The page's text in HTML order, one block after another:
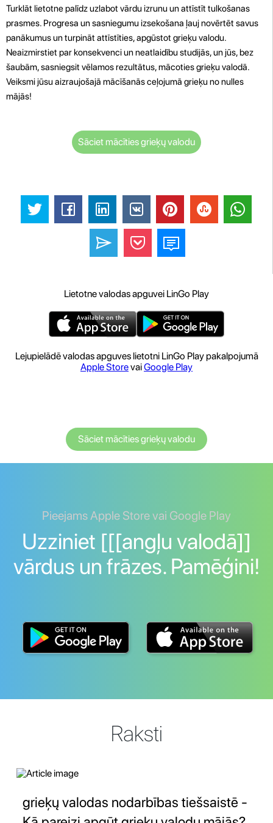
Turklāt lietotne palīdz uzlabot vārdu izrunu un attīstīt tulkošanas
prasmes. Progresa un sasniegumu izsekošana ļauj novērtēt savus
panākumus un turpināt attīstīties, apgūstot grieķu valodu.
Neaizmirstiet par konsekvenci un neatlaidību studijās, un jūs, bez
šaubām, sasniegsit vēlamos rezultātus, mācoties grieķu valodā.
Veiksmi jūsu aizraujošajā mācīšanās ceļojumā grieķu no nulles
mājās!
Sāciet mācīties grieķų valodu
Lietotne valodas apguvei LinGo Play
Lejupielādē valodas apguves lietotni LinGo Play pakalpojumā
Apple StorevaiGoogle Play
Sāciet mācīties grieķų valodu
Pieejams Apple Store vai Google Play
Uzziniet [[[angļu valodā]]
vārdus un frāzes. Pamēģini!
Raksti
grieķų valodas nodarbības tiešsaistē -